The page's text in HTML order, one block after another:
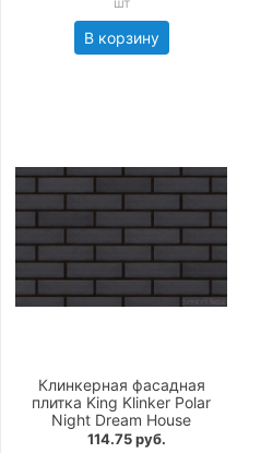
В корзину
Клинкерная фасадная
плитка King Klinker Polar
Night Dream House
114.75 руб.